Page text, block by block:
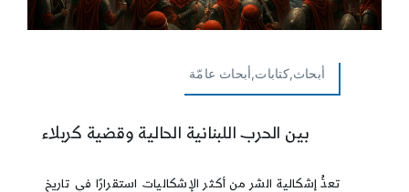
أبحاث,كتابات,أبحاث عامّة
بين الحرب اللبنانية الحالية وقضية كربلاء
تعدُّ إشكالية الشر من أكثر الإشكاليات استقرارًا في تاريخ